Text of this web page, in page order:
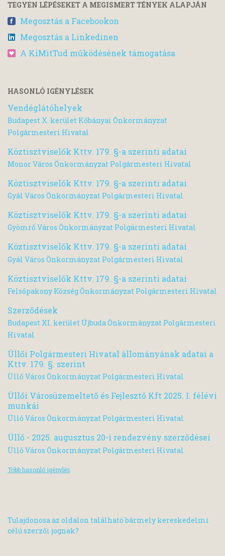
TEGYEN LÉPÉSEKET A MEGISMERT TÉNYEK ALAPJÁN
Megosztás a Facebookon
Megosztás a Linkedinen
A KiMitTud működésének támogatása
HASONLÓ IGÉNYLÉSEK
Vendéglátóhelyek
Budapest X. kerület Kőbányai Önkormányzat
Polgármesteri Hivatal
Köztisztviselők Kttv. 179. §-a szerinti adatai
Monor Város Önkormányzat Polgármesteri Hivatal
Köztisztviselők Kttv. 179. §-a szerinti adatai
Gyál Város Önkormányzat Polgármesteri Hivatal
Köztisztviselők Kttv. 179. §-a szerinti adatai
Gyömrő Város Önkormányzat Polgármesteri Hivatal
Köztisztviselők Kttv. 179. §-a szerinti adatai
Gyál Város Önkormányzat Polgármesteri Hivatal
Köztisztviselők Kttv. 179. §-a szerinti adatai
Felsőpakony Község Önkormányzat Polgármesteri Hivatal
Szerződések
Budapest XI. kerület Újbuda Önkormányzat Polgármesteri
Hivatal
Üllői Polgármesteri Hivatal állományának adatai a
Kttv. 179. §. szerint
Üllő Város Önkormányzat Polgármesteri Hivatal
Üllői Városüzemeltető és Fejlesztő Kft 2025. I. félévi
munkái
Üllő Város Önkormányzat Polgármesteri Hivatal
Üllő - 2025. augusztus 20-i rendezvény szerződései
Üllő Város Önkormányzat Polgármesteri Hivatal
Több hasonló igénylés
Tulajdonosa az oldalon található bármely kereskedelmi
célú szerzői jognak?